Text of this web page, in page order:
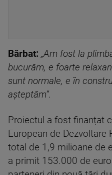
Bărbat: „Am fost la
bucurăm, e foarte
sunt normale, e în
așteptăm”.
Proiectul a fost finanțat
European de Dezvoltare
total de 1,9 milioane de
a primit 153.000 de